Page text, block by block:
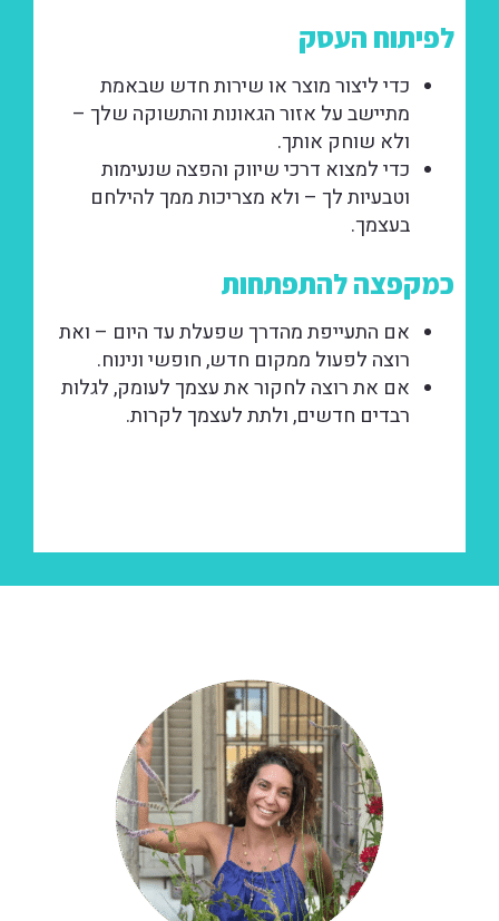
לפיתוח העסק
כדי ליצור מוצר או שירות חדש שבאמת
מתיישב על אזור הגאונות והתשוקה שלך –
ולא שוחק אותך.
כדי למצוא דרכי שיווק והפצה שנעימות
וטבעיות לך – ולא מצריכות ממך להילחם
בעצמך.
כמקפצה להתפתחות
אם התעייפת מהדרך שפעלת עד היום – ואת
רוצה לפעול ממקום חדש, חופשי ונינוח.
אם את רוצה לחקור את עצמך לעומק, לגלות
רבדים חדשים, ולתת לעצמך לקרות.